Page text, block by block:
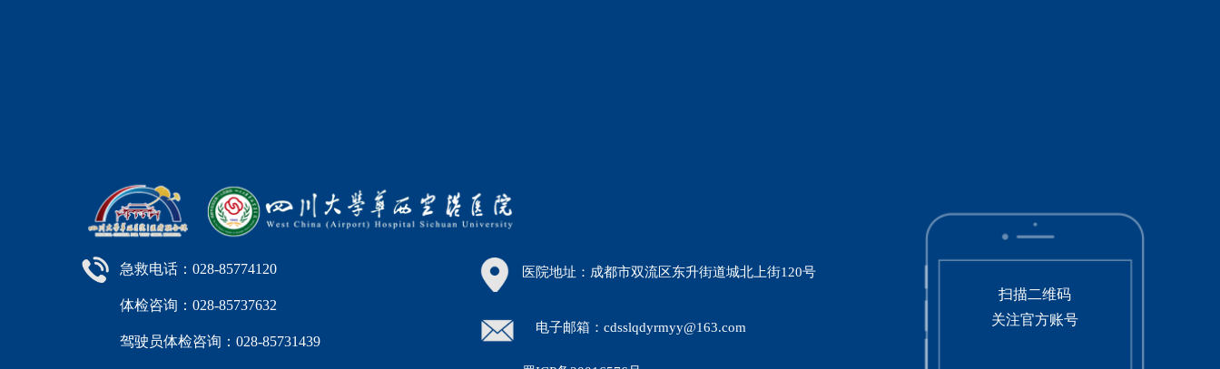
医院地址：成都市双流区东升街道城北上街120号
电子邮箱：cdsslqdyrmyy@163.com
扫描二维码
关注官方账号
急救电话：028-85774120
体检咨询：028-85737632
驾驶员体检咨询：028-85731439